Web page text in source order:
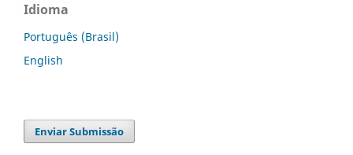
Idioma
Português (Brasil)
English
Enviar Submissão